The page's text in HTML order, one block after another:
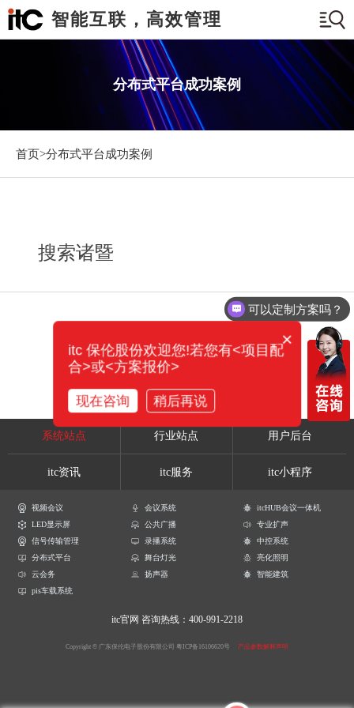
智能互联，高效管理
分布式平台成功案例
首页>分布式平台成功案例
搜索诸暨
系统站点 行业站点 用户后台
itc资讯 itc服务 itc小程序
视频会议 会议系统
itcHUB会议一体机
LED显示屏
公共广播
专业扩声
信号传输管理
录播系统
中控系统
分布式平台
舞台灯光
亮化照明
云会务
扬声器
智能建筑
pis车载系统
itc官网 咨询热线：400-991-2218
Copyright © 广东保伦电子股份有限公司 粤ICP备16106620号 产品参数解释声明
可以定制方案吗？
×
itc 保伦股份欢迎您!若您有<项目配
合>或<方案报价>
现在咨询 稍后再说